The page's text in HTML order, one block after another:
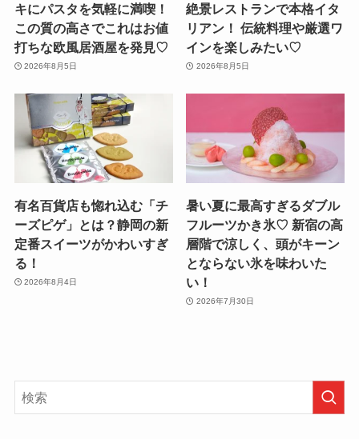
キにパスタを気軽に満喫！
この質の高さでこれはお値
打ちな欧風居酒屋を発見♡
2026年8月5日
絶景レストランで本格イタ
リアン！ 伝統料理や厳選ワ
インを楽しみたい♡
2026年8月5日
有名百貨店も惚れ込む「チ
ーズピゲ」とは？静岡の新
定番スイーツがかわいすぎ
る！
2026年8月4日
暑い夏に最高すぎるダブル
フルーツかき氷♡ 新宿の高
層階で涼しく、頭がキーン
とならない氷を味わいた
い！
2026年7月30日